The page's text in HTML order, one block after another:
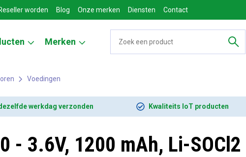
Merken
worden Blog Onze merken Diensten Contact
Voedingen
werkdag verzonden Kwaliteits IoT producten
- 3.6V, 1200 mAh, Li-